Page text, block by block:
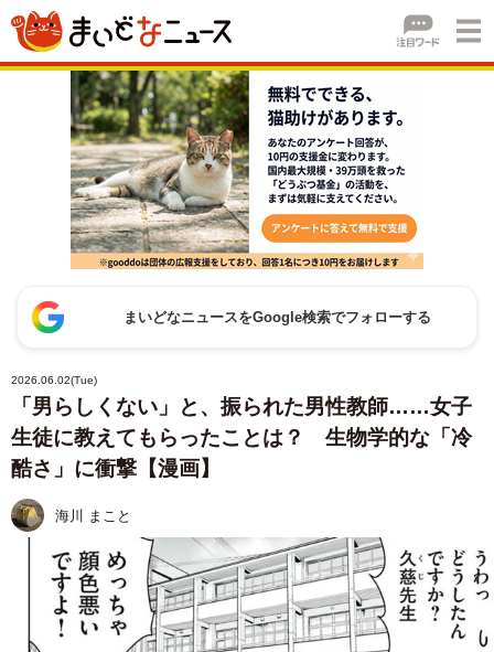
まいどなニュースをGoogle検索でフォローする
2026.06.02(Tue)
「男らしくない」と、振られた男性教師……女子
生徒に教えてもらったことは？ 生物学的な「冷
酷さ」に衝撃【漫画】
海川 まこと